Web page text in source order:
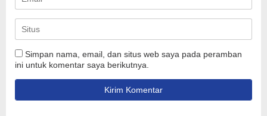
Simpan nama, email, dan situs web saya pada peramban
ini untuk komentar saya berikutnya.